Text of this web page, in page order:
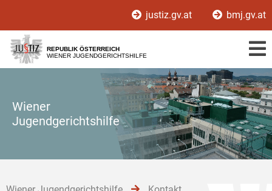
[1]
[2]
[3]
justiz.gv.at bmj.gv.at
REPUBLIK ÖSTERREICH
WIENER JUGENDGERICHTSHILFE
Wiener
Jugendgerichtshilfe